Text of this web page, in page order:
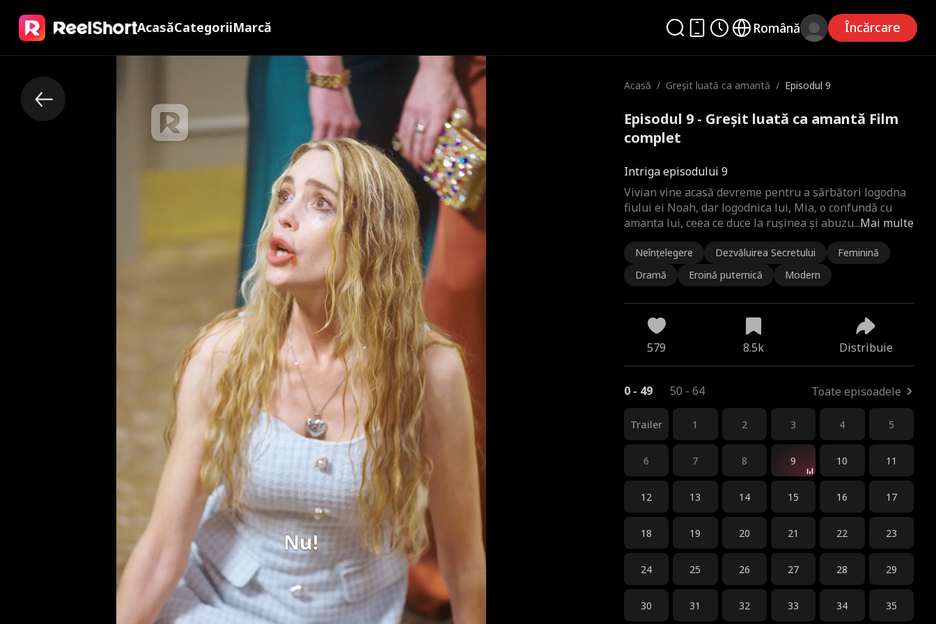
AcasăCategoriiMarcă Română Încărcare
Acasă / Greșit luată ca amantă / Episodul 9
Episodul 9 - Greșit luată ca amantă Film
complet
Intriga episodului 9
Mai multe
Vivian vine acasă devreme pentru a sărbători logodna
fiului ei Noah, dar logodnica lui, Mia, o confundă cu
amanta lui, ceea ce duce la rușinea și abuzu...
Neînțelegere Dezvăluirea Secretului
Feminină
Dramă
Eroină puternică Modern
579 8.5k Distribuie
0 - 49 50 - 64 Toate episoadele
Trailer 1 2 3 4 5
6 7 8 9 10 11
12 13 14 15 16 17
18 19 20 21 22 23
24 25 26 27 28 29
30 31 32 33 34 35